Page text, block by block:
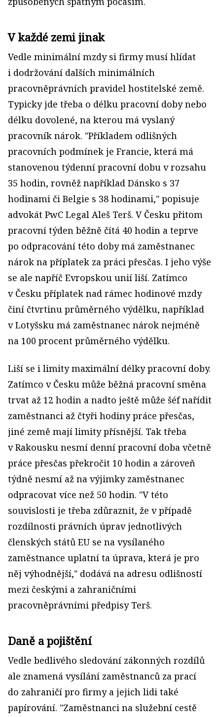
V každé zemi jinak
Vedle minimální mzdy si firmy musí hlídat
i dodržování dalších minimálních
pracovněprávních pravidel hostitelské země.
Typicky jde třeba o délku pracovní doby nebo
délku dovolené, na kterou má vyslaný
pracovník nárok. "Příkladem odlišných
pracovních podmínek je Francie, která má
stanovenou týdenní pracovní dobu v rozsahu
35 hodin, rovněž například Dánsko s 37
hodinami či Belgie s 38 hodinami," popisuje
advokát PwC Legal Aleš Terš. V Česku přitom
pracovní týden běžně čítá 40 hodin a teprve
po odpracování této doby má zaměstnanec
nárok na příplatek za práci přesčas. I jeho výše
se ale napříč Evropskou unií liší. Zatímco
v Česku příplatek nad rámec hodinové mzdy
činí čtvrtinu průměrného výdělku, například
v Lotyšsku má zaměstnanec nárok nejméně
na 100 procent průměrného výdělku.
Liší se i limity maximální délky pracovní doby.
Zatímco v Česku může běžná pracovní směna
trvat až 12 hodin a nadto ještě může šéf nařídit
zaměstnanci až čtyři hodiny práce přesčas,
jiné země mají limity přísnější. Tak třeba
v Rakousku nesmí denní pracovní doba včetně
práce přesčas překročit 10 hodin a zároveň
týdně nesmí až na výjimky zaměstnanec
odpracovat více než 50 hodin. "V této
souvislosti je třeba zdůraznit, že v případě
rozdílnosti právních úprav jednotlivých
členských států EU se na vysílaného
zaměstnance uplatní ta úprava, která je pro
něj výhodnější," dodává na adresu odlišností
mezi českými a zahraničními
pracovněprávními předpisy Terš.
Daně a pojištění
Vedle bedlivého sledování zákonných rozdílů
ale znamená vysílání zaměstnanců za prací
do zahraničí pro firmy a jejich lidi také
papírování. "Zaměstnanci na služební cestě